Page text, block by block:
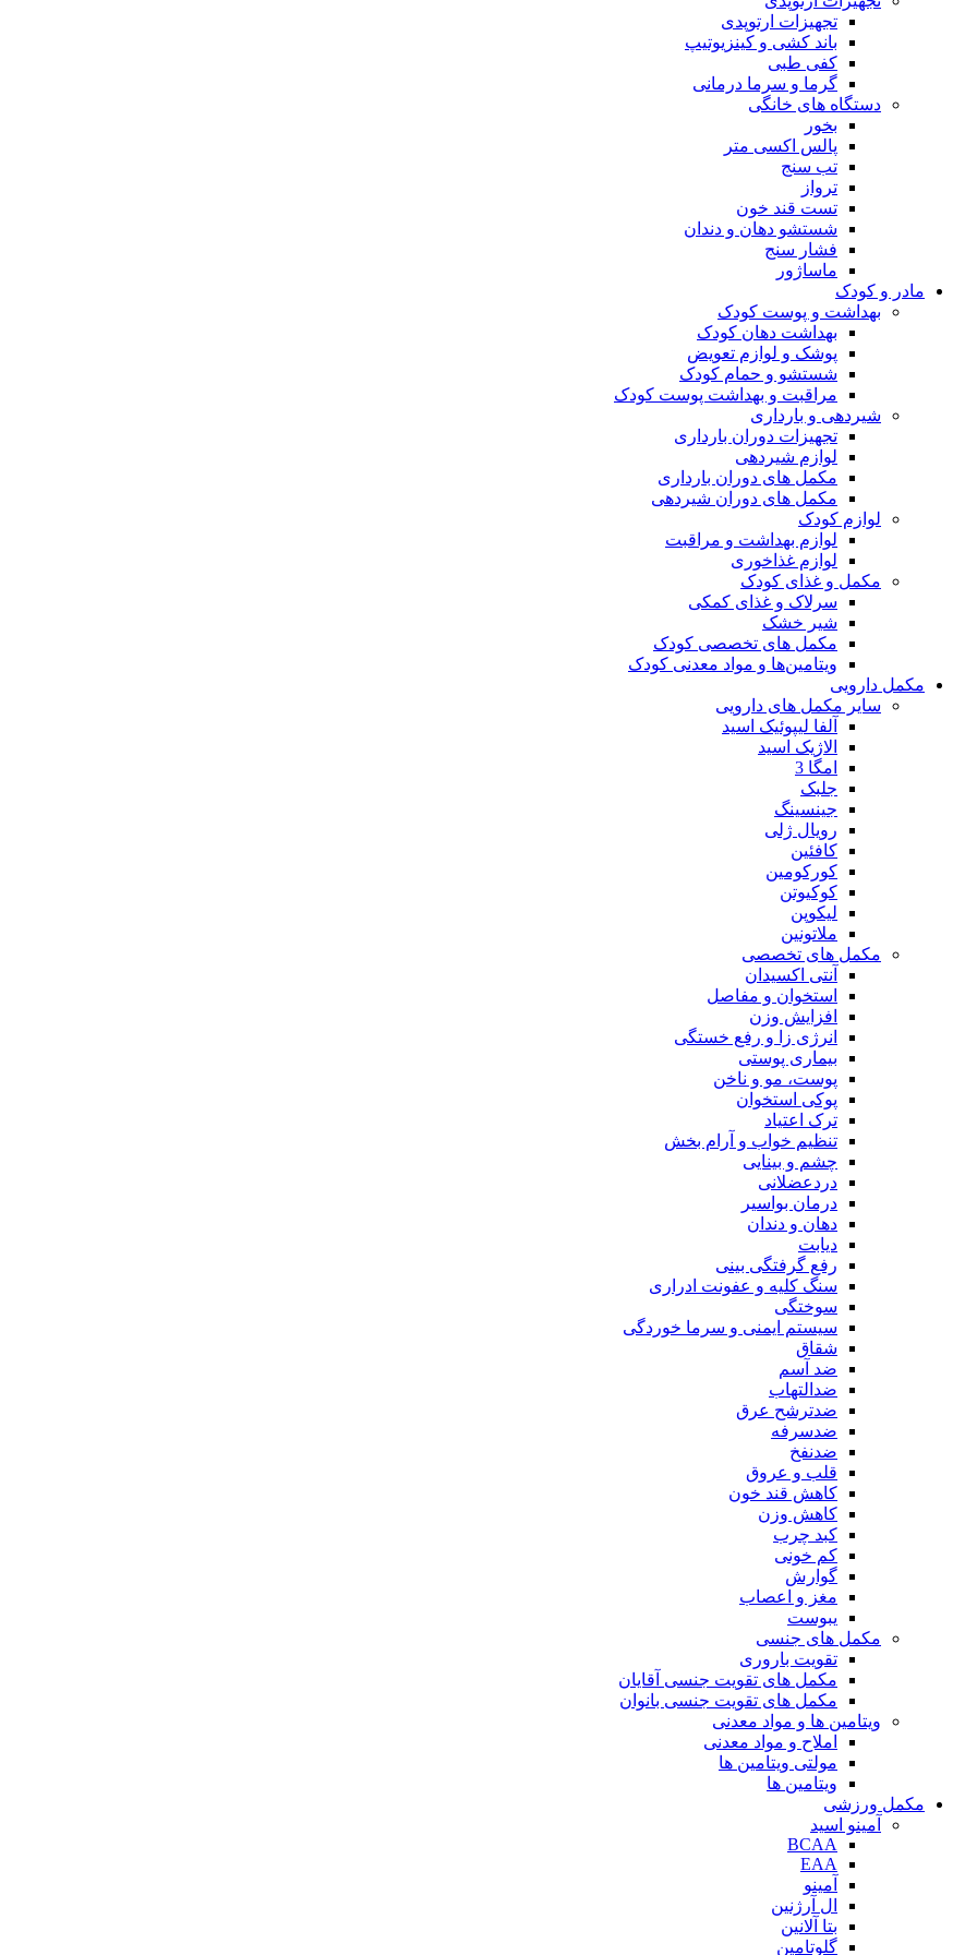
تجهیزات ارتوپدی
باند کشی و کینزیوتیپ
کفی طبی
گرما و سرما درمانی
دستگاه های خانگی
بخور
پالس اکسی متر
تب سنج
ترواز
تست قند خون
شستشو دهان و دندان
فشار سنج
ماساژور
مادر و کودک
بهداشت و پوست کودک
بهداشت دهان کودک
پوشک و لوازم تعویض
شستشو و حمام کودک
مراقبت و بهداشت پوست کودک
شیردهی و بارداری
تجهیزات دوران بارداری
لوازم شیردهی
مکمل های دوران بارداری
مکمل های دوران شیردهی
لوازم کودک
لوازم بهداشت و مراقبت
لوازم غذاخوری
مکمل و غذای کودک
سرلاک و غذای کمکی
شیر خشک
مکمل های تخصصی کودک
ویتامین‌ها و مواد معدنی کودک
مکمل دارویی
سایر مکمل های دارویی
آلفا لیپوئیک اسید
الاژیک اسید
امگا 3
جلبک
جینسینگ
رویال ژلی
کافئین
کورکومین
کوکیوتن
لیکوپن
ملاتونین
مکمل های تخصصی
آنتی اکسیدان
استخوان و مفاصل
افزایش وزن
انرژی زا و رفع خستگی
بیماری پوستی
پوست، مو و ناخن
پوکی استخوان
ترک اعتیاد
تنظیم خواب و آرام بخش
چشم و بینایی
دردعضلانی
درمان بواسیر
دهان و دندان
دیابت
رفع گرفتگی بینی
سنگ کلیه و عفونت ادراری
سوختگی
سیستم ایمنی و سرما خوردگی
شقاق
ضد آسم
ضدالتهاب
ضدترشح عرق
ضدسرفه
ضدنفخ
قلب و عروق
کاهش قند خون
کاهش وزن
کبد چرب
کم خونی
گوارش
مغز و اعصاب
یبوست
مکمل های جنسی
تقویت باروری
مکمل های تقویت جنسی آقایان
مکمل های تقویت جنسی بانوان
ویتامین ها و مواد معدنی
املاح و مواد معدنی
مولتی ویتامین ها
ویتامین ها
مکمل ورزشی
آمینو اسید
BCAA
EAA
آمینو
ال آرژنین
بتا آلانین
گلوتامین